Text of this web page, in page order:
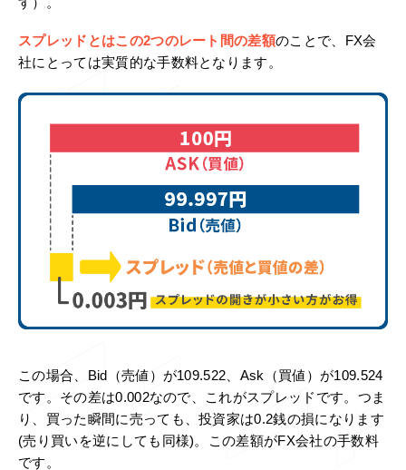
す）。
スプレッドとはこの2つのレート間の差額のことで、FX会
社にとっては実質的な手数料となります。
この場合、Bid（売値）が109.522、Ask（買値）が109.524
です。その差は0.002なので、これがスプレッドです。つま
り、買った瞬間に売っても、投資家は0.2銭の損になります
(売り買いを逆にしても同様)。この差額がFX会社の手数料
です。